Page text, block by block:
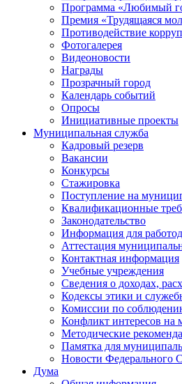
Программа «Любимый
Премия «Трудящаяся
Противодействие
Фотогалерея
Видеоновости
Награды
Прозрачный город
Календарь событий
Опросы
Инициативные проекты
Муниципальная служба
Кадровый резерв
Вакансии
Конкурсы
Стажировка
Поступление на
Квалификационные
Законодательство
Информация для
Аттестация
Контактная информация
Учебные учреждения
Сведения о доходах,
Кодексы этики и
Комиссии по
Конфликт интересов на
Методические
Памятка для
Новости Федерального
Дума